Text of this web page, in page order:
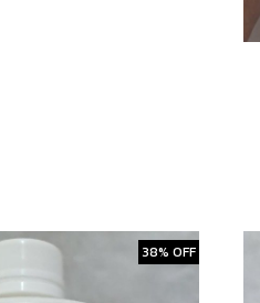
38% OFF